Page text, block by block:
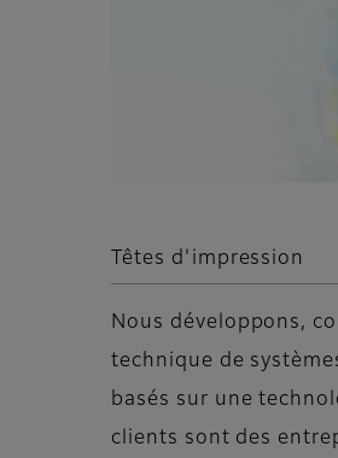
Têtes d'impression
Nous développons,
technique de
basés sur une
clients sont des